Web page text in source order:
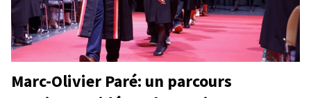
Marc-Olivier Paré: un parcours